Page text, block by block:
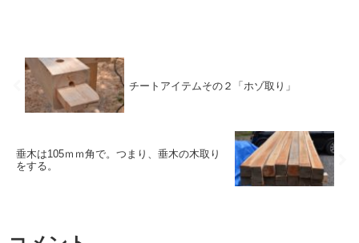
チートアイテムその２「ホゾ取り」
垂木は105ｍｍ角で。つまり、垂木の木取り
をする。